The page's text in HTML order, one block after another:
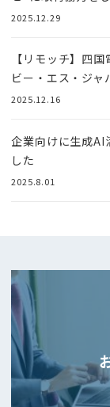
2025.12.29
【リモッチ】四
ビー・エス・ジ
2025.12.16
企業向けに生成AI
した
2025.8.01